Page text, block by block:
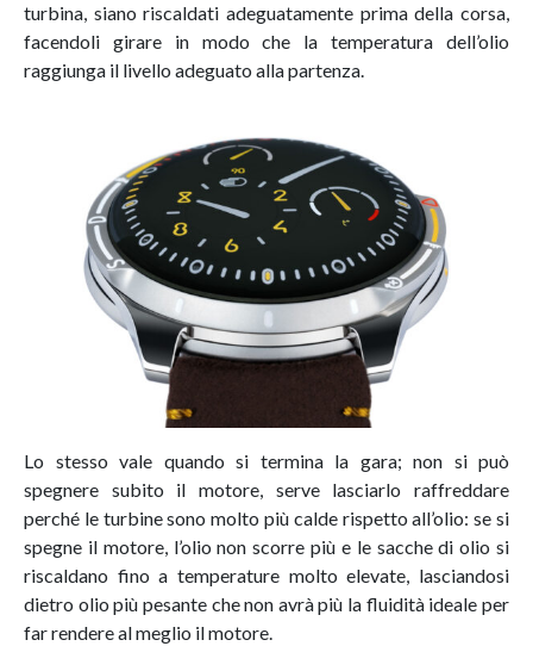
turbina, siano riscaldati adeguatamente prima della corsa,
facendoli girare in modo che la temperatura dell’olio
raggiunga il livello adeguato alla partenza.
Lo stesso vale quando si termina la gara; non si può
spegnere subito il motore, serve lasciarlo raffreddare
perché le turbine sono molto più calde rispetto all’olio: se si
spegne il motore, l’olio non scorre più e le sacche di olio si
riscaldano fino a temperature molto elevate, lasciandosi
dietro olio più pesante che non avrà più la fluidità ideale per
far rendere al meglio il motore.